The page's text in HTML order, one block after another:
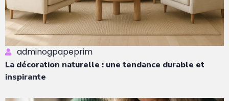
adminogpapeprim
La décoration naturelle : une tendance durable et
inspirante